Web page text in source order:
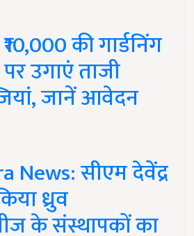
की गार्डनिंग
उगाएं ताजी
जानें आवेदन
News: सीएम देवेंद्र
ध्रुव
के संस्थापकों का